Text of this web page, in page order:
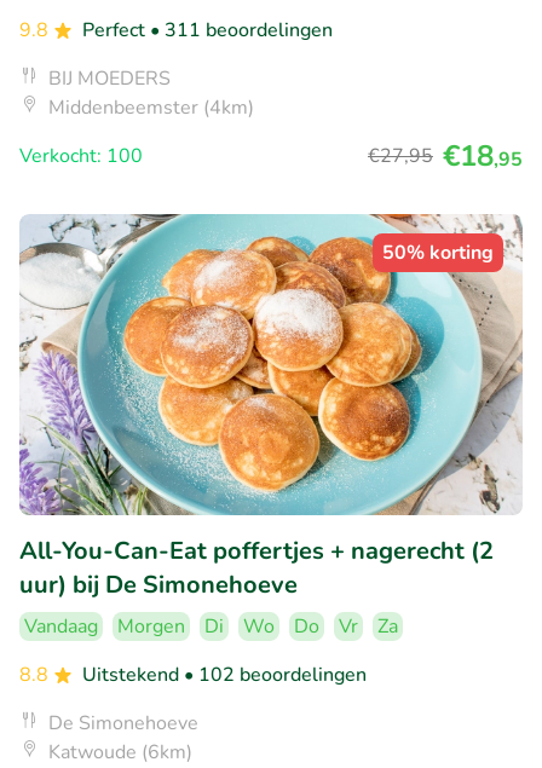
9.8 Perfect • 311 beoordelingen
BIJ MOEDERS
Middenbeemster (4km)
Verkocht: 100
€27,95 €18,95
50% korting
All-You-Can-Eat poffertjes + nagerecht (2
uur) bij De Simonehoeve
Vandaag Morgen Di Wo Do Vr
Za
8.8
Uitstekend • 102 beoordelingen
De Simonehoeve
Katwoude (6km)